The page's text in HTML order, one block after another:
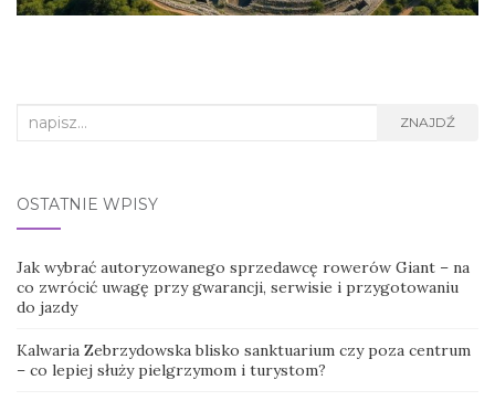
Search
ZNAJDŹ
OSTATNIE WPISY
Jak wybrać autoryzowanego sprzedawcę rowerów Giant – na
co zwrócić uwagę przy gwarancji, serwisie i przygotowaniu
do jazdy
Kalwaria Zebrzydowska blisko sanktuarium czy poza centrum
– co lepiej służy pielgrzymom i turystom?